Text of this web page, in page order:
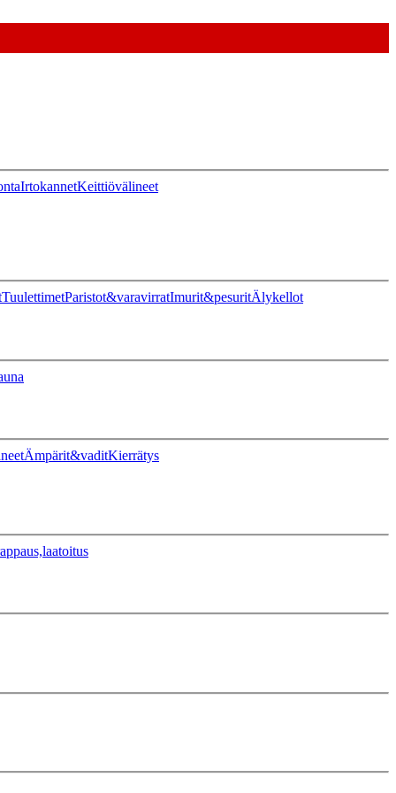
IrtokannetKeittiövälineet
TuulettimetParistot&varavirratImurit&pesuritÄlykellot
Ämpärit&vaditKierrätys